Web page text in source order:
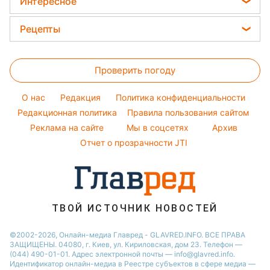
Максим Галкин
Настя Каменских
Виталий Козловский
София Ротару
Ольга Сумская
Филипп Киркоров
Советы от Андре Тана
Женские стрижки
Красивый маникюр
Новости Днепра
Новости Харькова
Новости Тернополя
Новости Полтавы
Новости Житомира
Новости Сум
Новости Одессы
Новости Ровно
Новости Запорожья
Головоломки
Тесты по картинке
Оптические иллюзии
Народные приметы
Все о шоу-бизнесе
Рецепты
Простые блюда
Легкие десерты
Напитки
Праздничное меню
Проверить погоду
O нас Редакция
Политика конфиденциальности
Редакционная политика
Правила пользования сайтом
Реклама на сайте
Мы в соцсетях
Архив
Отчет о прозрачности JTI
ТВОЙ ИСТОЧНИК НОВОСТЕЙ
©2002-2026, Онлайн-медиа Главред - GLAVRED.INFO. ВСЕ ПРАВА
ЗАЩИЩЕНЫ. 04080, г. Киев, ул. Кириловская, дом 23. Телефон —
(044) 490-01-01. Адрес электронной почты — info@glavred.info.
Идентификатор онлайн-медиа в Реестре cубъектов в сфере медиа —